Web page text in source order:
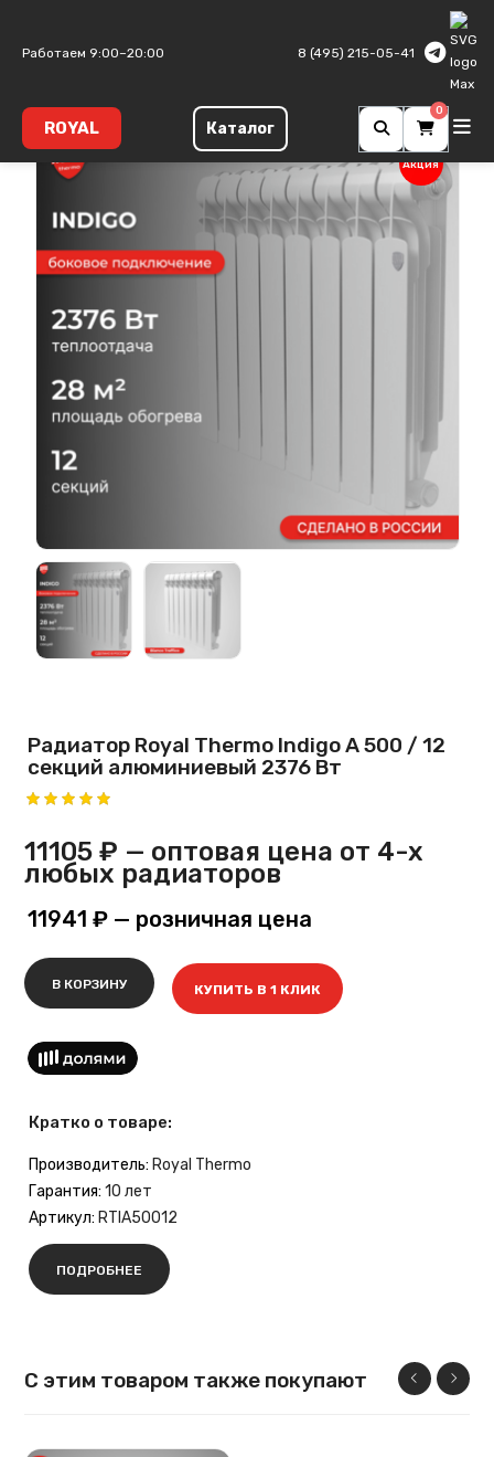
Работаем 9:00–20:00 8 (495) 215-05-41
ROYAL Каталог
0
Акция
Радиатор Royal Thermo Indigo A 500 / 12
секций алюминиевый 2376 Вт
11105 ₽ — оптовая цена от 4-х
любых радиаторов
11941 ₽ — розничная цена
В КОРЗИНУ КУПИТЬ В 1 КЛИК
Кратко о товаре:
Производитель: Royal Thermo
Гарантия: 10 лет
Артикул: RTIA50012
ПОДРОБНЕЕ
С этим товаром также покупают